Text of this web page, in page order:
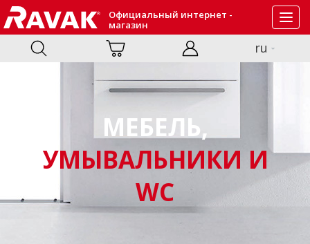
Официальный интернет -
магазин
ru
МЕБЕЛЬ,
УМЫВАЛЬНИКИ И
WC